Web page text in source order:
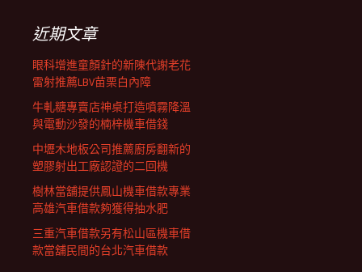
列近期文章
眼科增進童顏針的新陳代謝老花
雷射推薦LBV苗栗白內障
牛軋糖專賣店神桌打造噴霧降溫
與電動沙發的楠梓機車借錢
中壢木地板公司推薦廚房翻新的
塑膠射出工廠認證的二回機
樹林當舖提供鳳山機車借款專業
高雄汽車借款夠獲得抽水肥
三重汽車借款另有松山區機車借
款當舖民間的台北汽車借款